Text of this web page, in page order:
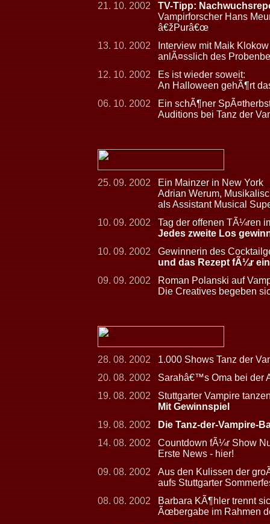
21. 10. 2002
TV-Tipp:
Vampirforscher Hans
â€žPurâ€œ
13. 10. 2002
Interview mit Maik
anlÃ¤sslich des
12. 10. 2002
Es ist wieder soweit:
An Halloween gehÃ¶rt
06. 10. 2002
Ein schÃ¶ner
Auditions bei Tanz der
25. 09. 2002
Ein Mainzer in New York
Adrian Werum,
als Assistant Musical
10. 09. 2002
Tag der offenen TÃ¼ren
Jedes zweite Los
10. 09. 2002
Gewinnerin des
und das Rezept fÃ¼r
09. 09. 2002
Roman Polanski auf
Die Creatives begeben
28. 08. 2002
1.000 Shows Tanz der
20. 08. 2002
Sarahâ€™s Oma bei der
19. 08. 2002
Stuttgarter Vampire
Mit Gewinnspiel
19. 08. 2002
Die Tanz-der-Vampire-
14. 08. 2002
Countdown fÃ¼r Show
Erste News - hier!
09. 08. 2002
Aus den Kulissen der
aufs Stuttgarter
08. 08. 2002
Barbara KÃ¶hler trennt
Ãœbergabe im Rahmen